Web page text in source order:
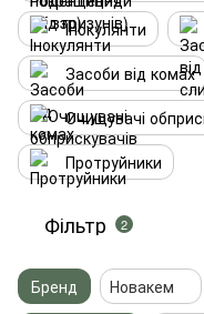
Інокулянти
Засоби від комах
Очищувачі
Протруйники
Фільтр 2
Бренд
Новакем